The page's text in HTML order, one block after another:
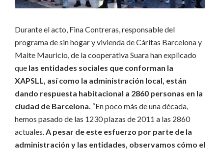
Durante el acto, Fina Contreras, responsable del
programa de sin hogar y vivienda de Cáritas Barcelona y
Maite Mauricio, de la cooperativa Suara han explicado
que las entidades sociales que conforman la
XAPSLL, así como la administración local, están
dando respuesta habitacional a 2860 personas en la
ciudad de Barcelona. “En poco más de una década,
hemos pasado de las 1230 plazas de 2011 a las 2860
actuales.A pesar de este esfuerzo por parte de la
administración y las entidades, observamos cómo el